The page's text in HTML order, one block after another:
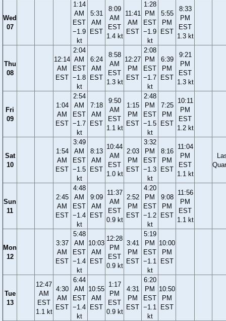
Wed
07
1:14
AM
EST
−1.9
kt
5:31
AM
EST
8:09
AM
EST
1.4 kt
11:41
AM
EST
1:28
PM
EST
−1.9
kt
5:55
PM
EST
8:33
PM
EST
1.3 kt
Thu
08
12:14
AM
EST
2:04
AM
EST
−1.8
kt
6:24
AM
EST
8:58
AM
EST
1.3 kt
12:27
PM
EST
2:08
PM
EST
−1.7
kt
6:39
PM
EST
9:21
PM
EST
1.3 kt
Fri
09
1:04
AM
EST
2:54
AM
EST
−1.7
kt
7:18
AM
EST
9:50
AM
EST
1.1 kt
1:15
PM
EST
2:48
PM
EST
−1.5
kt
7:25
PM
EST
10:11
PM
EST
1.2 kt
Sat
10
1:54
AM
EST
3:49
AM
EST
−1.5
kt
8:13
AM
EST
10:44
AM
EST
1.0 kt
2:03
PM
EST
3:32
PM
EST
−1.3
kt
8:16
PM
EST
11:04
PM
EST
1.1 kt
Sun
11
2:45
AM
EST
4:48
AM
EST
−1.4
kt
9:09
AM
EST
11:37
AM
EST
0.9 kt
2:52
PM
EST
4:20
PM
EST
−1.2
kt
9:08
PM
EST
11:56
PM
EST
1.1 kt
Mon
12
3:37
AM
EST
5:48
AM
EST
−1.4
kt
10:03
AM
EST
12:28
PM
EST
0.9 kt
3:41
PM
EST
5:19
PM
EST
−1.1
kt
10:00
PM
EST
Tue
13
12:47
AM
EST
1.1 kt
4:30
AM
EST
6:44
AM
EST
−1.4
kt
10:55
AM
EST
1:17
PM
EST
0.9 kt
4:31
PM
EST
6:20
PM
EST
−1.1
kt
10:50
PM
EST